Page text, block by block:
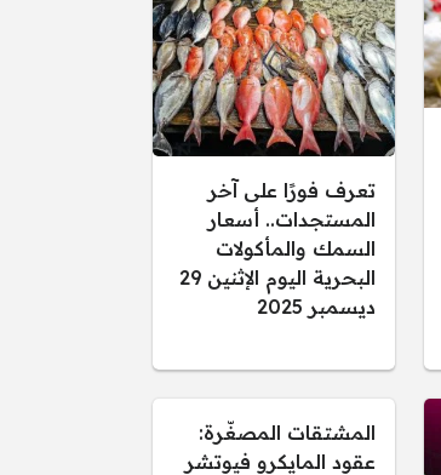
تعرف فورًا على آخر
المستجدات.. أسعار
السمك والمأكولات
البحرية اليوم الإثنين 29
ديسمبر 2025
المشتقات المصغّرة:
عقود المايكرو فيوتشر